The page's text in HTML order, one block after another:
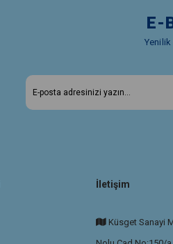
E-
Yenilik
İletişim
Küsget Sanayi